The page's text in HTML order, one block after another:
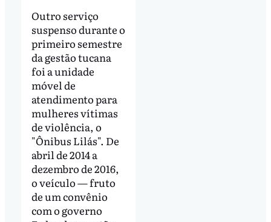
Outro serviço
suspenso durante o
primeiro semestre
da gestão tucana
foi a unidade
móvel de
atendimento para
mulheres vítimas
de violência, o
"Ônibus Lilás". De
abril de 2014 a
dezembro de 2016,
o veículo — fruto
de um convênio
com o governo